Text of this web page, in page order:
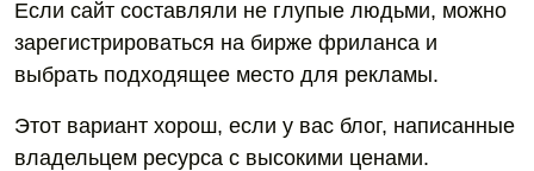
Если сайт составляли не глупые людьми, можно
зарегистрироваться на бирже фриланса и
выбрать подходящее место для рекламы.
Этот вариант хорош, если у вас блог, написанные
владельцем ресурса с высокими ценами.